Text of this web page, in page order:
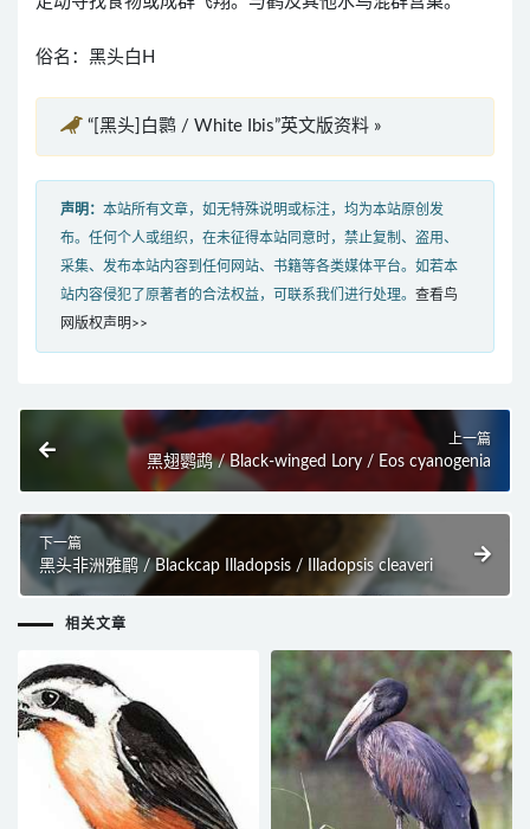
俗名：黑头白H
“[黑头]白鹮 / White Ibis”英文版资料 »
声明： 本站所有文章，如无特殊说明或标注，均为本站原创发
布。任何个人或组织，在未征得本站同意时，禁止复制、盗用、
采集、发布本站内容到任何网站、书籍等各类媒体平台。如若本
站内容侵犯了原著者的合法权益，可联系我们进行处理。 查看鸟
网版权声明>>
上一篇
黑翅鹦鹉 / Black-winged Lory / Eos cyanogenia
下一篇
黑头非洲雅鹛 / Blackcap Illadopsis / Illadopsis cleaveri
相关文章